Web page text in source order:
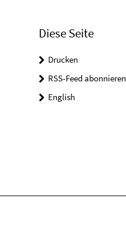
Diese Seite
Drucken
RSS-Feed abonnieren
English